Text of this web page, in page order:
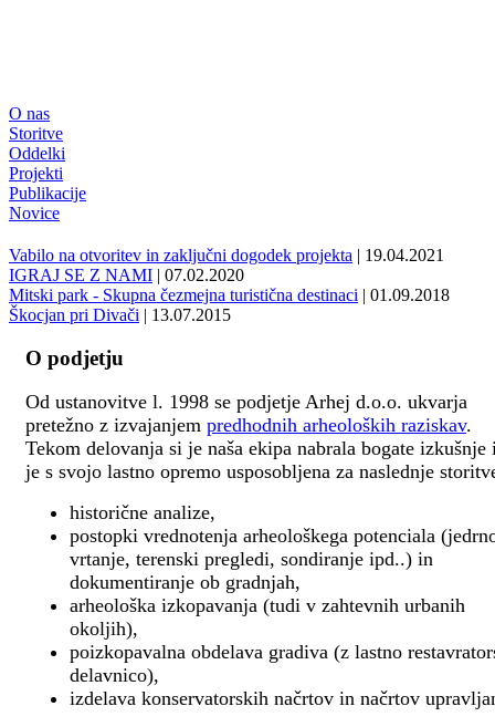
O nas
Storitve
Oddelki
Projekti
Publikacije
Novice
Vabilo na otvoritev in zaključni dogodek projekta | 19.04.2021
IGRAJ SE Z NAMI | 07.02.2020
Mitski park - Skupna čezmejna turistična destinaci | 01.09.2018
Škocjan pri Divači | 13.07.2015
O podjetju
Od ustanovitve l. 1998 se podjetje Arhej d.o.o. ukvarja
pretežno z izvajanjem predhodnih arheoloških raziskav.
Tekom delovanja si je naša ekipa nabrala bogate izkušnje
je s svojo lastno opremo usposobljena za naslednje
historične analize,
postopki vrednotenja arheološkega potenciala
vrtanje, terenski pregledi, sondiranje ipd..) in
dokumentiranje ob gradnjah,
arheološka izkopavanja (tudi v zahtevnih urbanih
okoljih),
poizkopavalna obdelava gradiva (z lastno
delavnico),
izdelava konservatorskih načrtov in načrtov